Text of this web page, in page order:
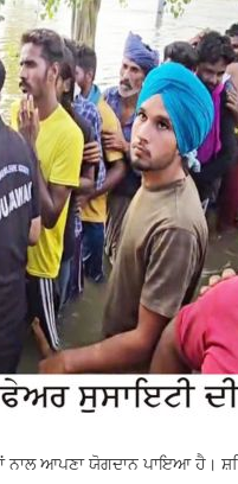
ਨਾਲ ਆਪਣਾ ਯੋਗਦਾਨ ਪਾਇਆ ਹੈ।